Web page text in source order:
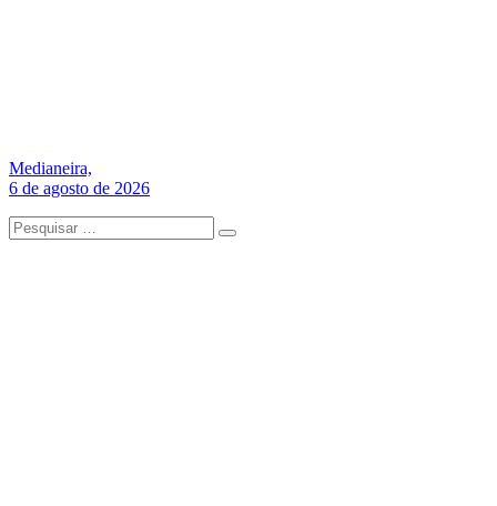
Medianeira,
6 de agosto de 2026